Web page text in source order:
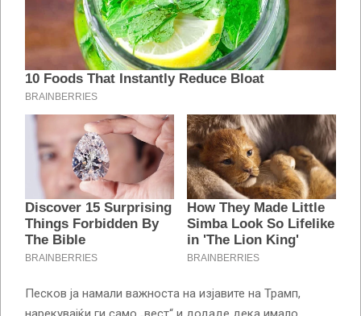
Песков ја намали важноста на изјавите на Трамп,